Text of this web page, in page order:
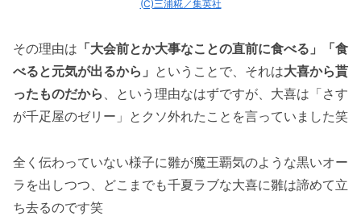
(C)三浦糀／集英社
その理由は 「大会前とか大事なことの直前に食べる」「食
べると元気が出るから」 ということで、それは大喜から貰
ったものだから 、という理由なはずですが、大喜は「さす
が千疋屋のゼリー」とクソ外れたことを言っていました笑
全く伝わっていない様子に雛が魔王覇気のような黒いオー
ラを出しつつ、どこまでも千夏ラブな大喜に雛は諦めて立
ち去るのです笑